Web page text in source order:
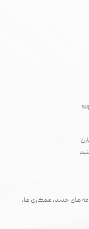
های جدید، همکاری ها،